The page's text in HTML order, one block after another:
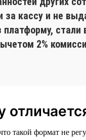
кассу и не
2%
такой формат не